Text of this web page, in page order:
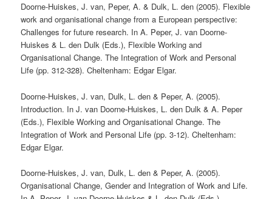
Doorne-Huiskes, J. van, Peper, A. & Dulk, L. den (2005). Flexible
work and organisational change from a European perspective:
Challenges for future research. In A. Peper, J. van Doorne-
Huiskes & L. den Dulk (Eds.), Flexible Working and
Organisational Change. The Integration of Work and Personal
Life (pp. 312-328). Cheltenham: Edgar Elgar.
Doorne-Huiskes, J. van, Dulk, L. den & Peper, A. (2005).
Introduction. In J. van Doorne-Huiskes, L. den Dulk & A. Peper
(Eds.), Flexible Working and Organisational Change. The
Integration of Work and Personal Life (pp. 3-12). Cheltenham:
Edgar Elgar.
Doorne-Huiskes, J. van, Dulk, L. den & Peper, A. (2005).
Organisational Change, Gender and Integration of Work and Life.